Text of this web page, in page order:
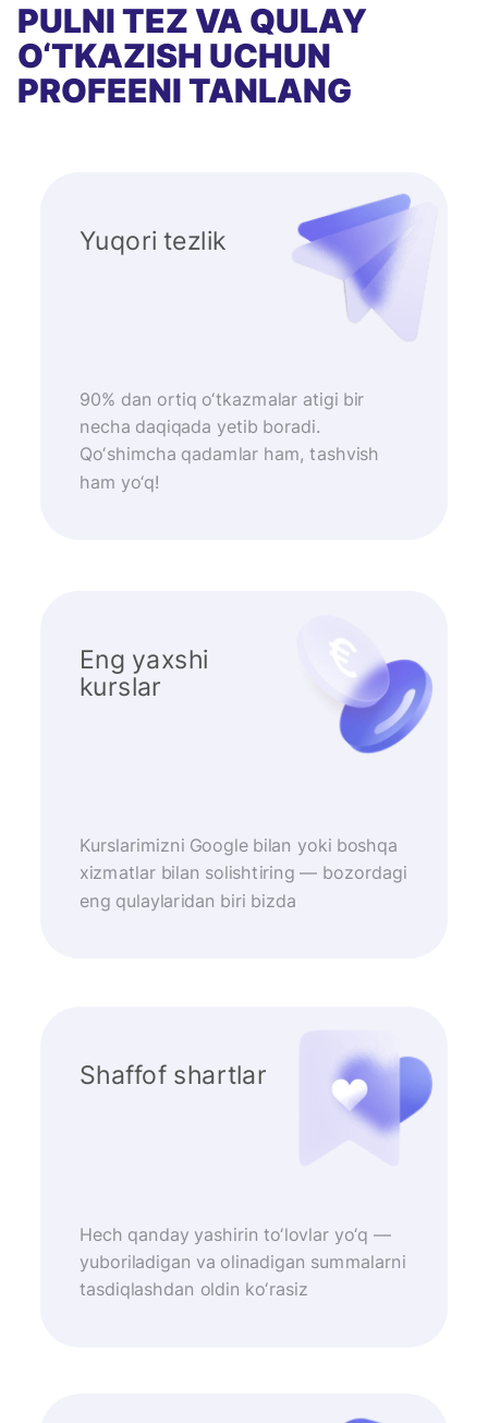
PULNI TEZ VA QULAY
O‘TKAZISH UCHUN
PROFEENI TANLANG
Yuqori tezlik
90% dan ortiq o‘tkazmalar atigi bir
necha daqiqada yetib boradi.
Qo‘shimcha qadamlar ham, tashvish
ham yo‘q!
Eng yaxshi
kurslar
Kurslarimizni Google bilan yoki boshqa
xizmatlar bilan solishtiring — bozordagi
eng qulaylaridan biri bizda
Shaffof shartlar
Hech qanday yashirin to‘lovlar yo‘q —
yuboriladigan va olinadigan summalarni
tasdiqlashdan oldin ko‘rasiz